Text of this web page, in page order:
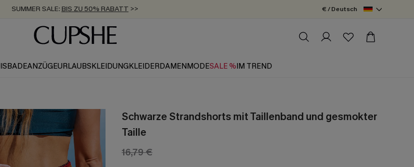
SUMMER SALE: BIS ZU 50% RABATT >>
NEWSLETTER:BIS ZU -20% EXTRA ERHALTEN
KOSTENLOSER VERSAND AB 89 €
€ / Deutsch
BADEANZÜGEURLAUBSKLEIDUNGKLEIDERDAMENMODESALE %IM TREND
Schwarze Strandshorts mit Taillenband und gesmokter
Taille
16,79 €